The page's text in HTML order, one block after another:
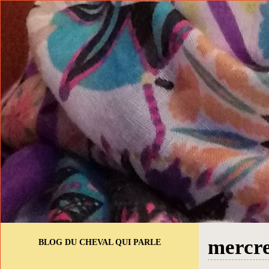
BLOG DU CHEVAL QUI PARLE